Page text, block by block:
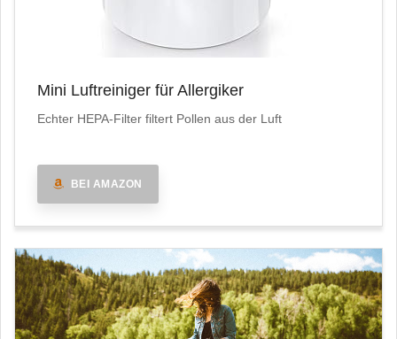
Mini Luftreiniger für Allergiker
Echter HEPA-Filter filtert Pollen aus der Luft
BEI AMAZON